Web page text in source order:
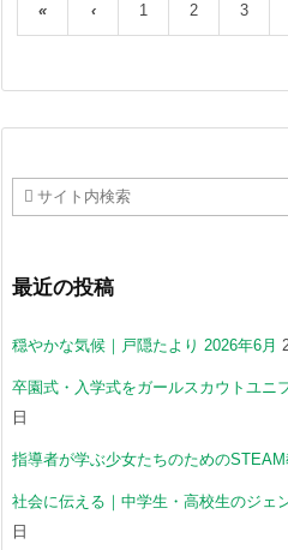
« ‹ 1 2 3
最近の投稿
穏やかな気候｜戸隠たより 2026年6月
卒園式・入学式をガールスカウトユニ
日
指導者が学ぶ少女たちのための
社会に伝える｜中学生・高校生のジェ
日